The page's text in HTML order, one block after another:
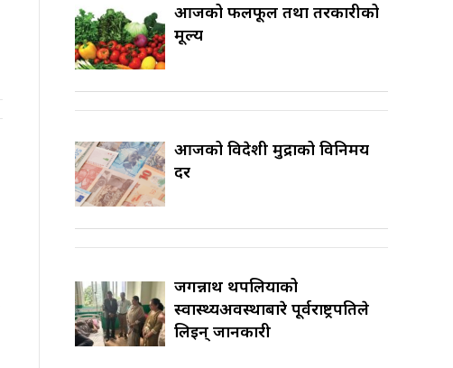
आजको फलफूल तथा तरकारीको
मूल्य
आजको विदेशी मुद्राको विनिमय
दर
जगन्नाथ थपलियाको
स्वास्थ्यअवस्थाबारे पूर्वराष्ट्रपतिले
लिइन् जानकारी